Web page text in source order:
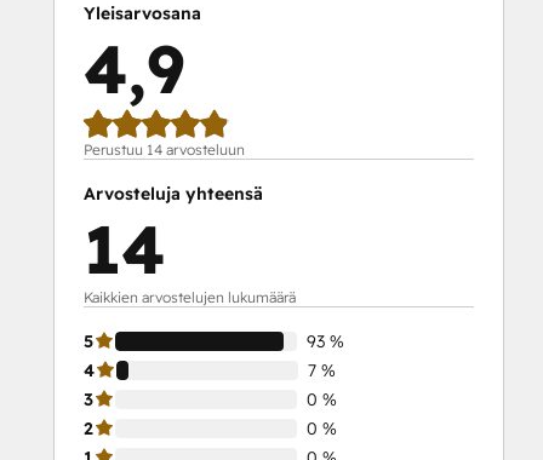
Yleisarvosana
4,9
Perustuu 14 arvosteluun
Arvosteluja yhteensä
14
Kaikkien arvostelujen lukumäärä
5
93 %
4
7 %
3
0 %
2
0 %